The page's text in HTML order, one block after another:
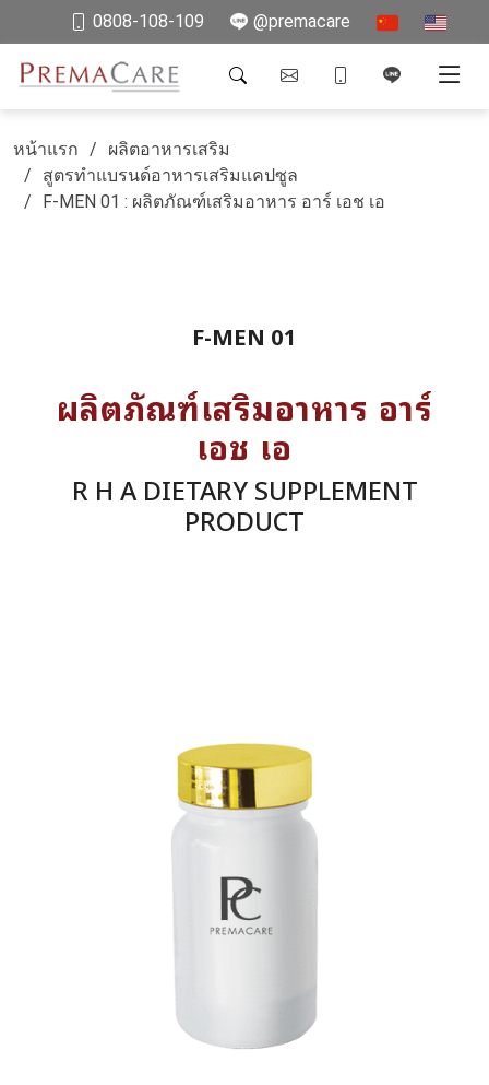
0808-108-109 @premacare
หน้าแรก
ผลิตอาหารเสริม
สูตรทำแบรนด์อาหารเสริมแคปซูล
F-MEN 01 : ผลิตภัณฑ์เสริมอาหาร อาร์ เอช เอ
F-MEN 01
ผลิตภัณฑ์เสริมอาหาร อาร์
เอช เอ
R H A DIETARY SUPPLEMENT
PRODUCT